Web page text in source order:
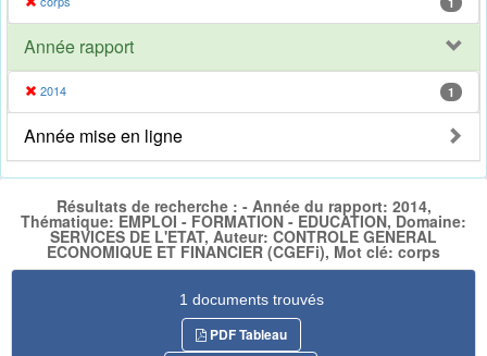
Année rapport
2014 1
Année mise en ligne
Résultats de recherche : - Année du rapport: 2014,
Thématique: EMPLOI - FORMATION - EDUCATION, Domaine:
SERVICES DE L'ETAT, Auteur: CONTROLE GENERAL
ECONOMIQUE ET FINANCIER (CGEFi), Mot clé: corps
1 documents trouvés
PDF Tableau